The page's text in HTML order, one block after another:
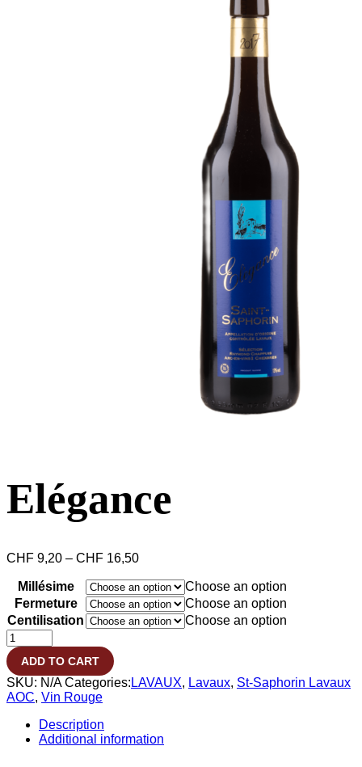
Elégance
CHF 9,20 – CHF 16,50
Millésime
Choose an option
Fermeture
Choose an option
Centilisation
Choose an option
Elégance
quantity
ADD TO CART
SKU: N/A Categories:LAVAUX, Lavaux, St-Saphorin Lavaux
AOC, Vin Rouge
Description
Additional information